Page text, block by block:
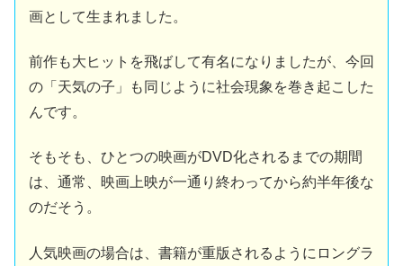
画として生まれました。
前作も大ヒットを飛ばして有名になりましたが、今回
の「天気の子」も同じように社会現象を巻き起こした
んです。
そもそも、ひとつの映画がDVD化されるまでの期間
は、通常、映画上映が一通り終わってから約半年後な
のだそう。
人気映画の場合は、書籍が重版されるようにロングラ